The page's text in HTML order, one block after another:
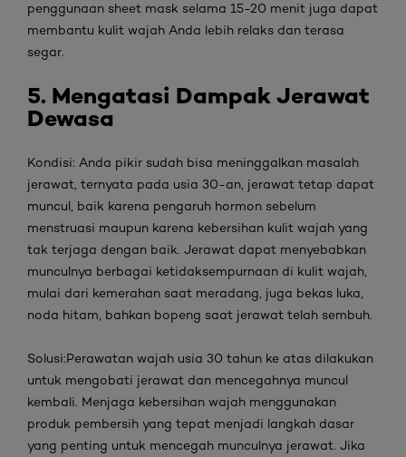
penggunaan sheet mask selama 15-20 menit juga dapat
membantu kulit wajah Anda lebih relaks dan terasa
segar.
5. Mengatasi Dampak Jerawat
Dewasa
Kondisi: Anda pikir sudah bisa meninggalkan masalah
jerawat, ternyata pada usia 30-an, jerawat tetap dapat
muncul, baik karena pengaruh hormon sebelum
menstruasi maupun karena kebersihan kulit wajah yang
tak terjaga dengan baik. Jerawat dapat menyebabkan
munculnya berbagai ketidaksempurnaan di kulit wajah,
mulai dari kemerahan saat meradang, juga bekas luka,
noda hitam, bahkan bopeng saat jerawat telah sembuh.
Solusi:Perawatan wajah usia 30 tahun ke atas dilakukan
untuk mengobati jerawat dan mencegahnya muncul
kembali. Menjaga kebersihan wajah menggunakan
produk pembersih yang tepat menjadi langkah dasar
yang penting untuk mencegah munculnya jerawat. Jika